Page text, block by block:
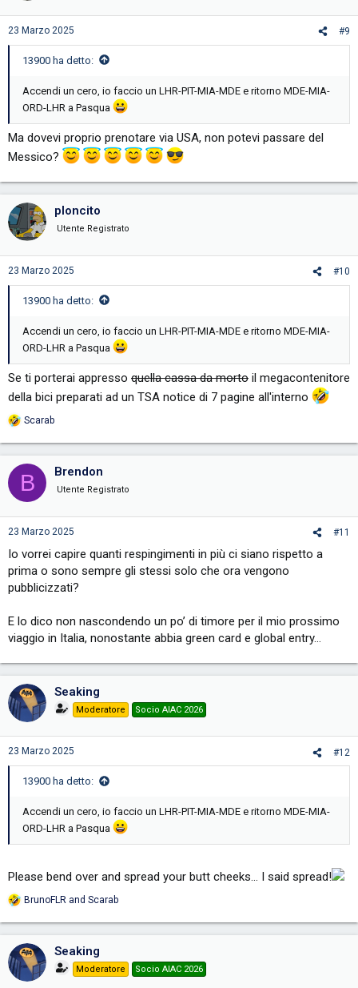
23 Marzo 2025 #9
13900 ha detto:
Accendi un cero, io faccio un LHR-PIT-MIA-MDE e ritorno MDE-MIA-
ORD-LHR a Pasqua
Ma dovevi proprio prenotare via USA, non potevi passare del
Messico?
ploncito
Utente Registrato
23 Marzo 2025 #10
13900 ha detto:
Accendi un cero, io faccio un LHR-PIT-MIA-MDE e ritorno MDE-MIA-
ORD-LHR a Pasqua
Se ti porterai appresso quella cassa da morto il megacontenitore
della bici preparati ad un TSA notice di 7 pagine all'interno
R
t
i
n
s
Scarab
B Brendon
Utente Registrato
23 Marzo 2025 #11
Io vorrei capire quanti respingimenti in più ci siano rispetto a
prima o sono sempre gli stessi solo che ora vengono
pubblicizzati?
E lo dico non nascondendo un po’ di timore per il mio prossimo
viaggio in Italia, nonostante abbia green card e global entry…
Seaking
Moderatore Socio AIAC 2026
23 Marzo 2025 #12
13900 ha detto:
Accendi un cero, io faccio un LHR-PIT-MIA-MDE e ritorno MDE-MIA-
ORD-LHR a Pasqua
Please bend over and spread your butt cheeks… I said spread!
R
t
i
BrunoFLR and Scarab
Seaking
Moderatore Socio AIAC 2026